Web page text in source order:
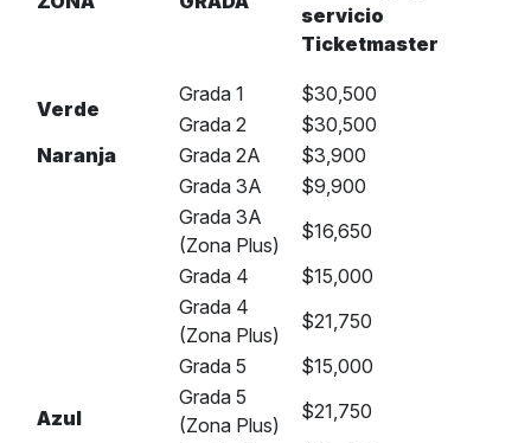
servicio
Ticketmaster
Verde
Grada 1
$30,500
Grada 2
$30,500
Naranja
Grada 2A $3,900
Azul
Grada 3A
$9,900
Grada 3A
(Zona Plus)
$16,650
Grada 4
$15,000
Grada 4
(Zona Plus)
$21,750
Grada 5
$15,000
Grada 5
(Zona Plus)
$21,750